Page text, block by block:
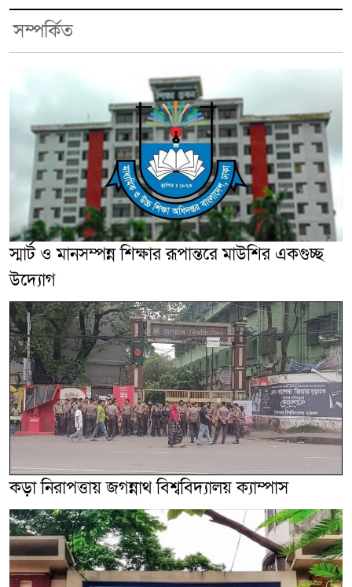
সম্পর্কিত
স্মার্ট ও মানসম্পন্ন শিক্ষার রূপান্তরে মাউশির একগুচ্ছ
উদ্যোগ
কড়া নিরাপত্তায় জগন্নাথ বিশ্ববিদ্যালয় ক্যাম্পাস